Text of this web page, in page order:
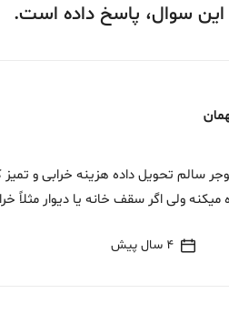
این سوال، پاسخ داده‌ است.
سالم تحویل داده هزینه خرابی و
میکنه ولی اگر سقف خانه یا دیوار
4 سال پیش